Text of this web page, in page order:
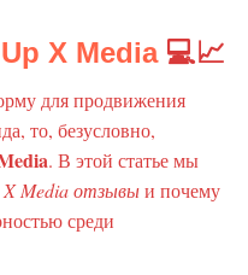
Up X Media💻📈
для продвижения
то, безусловно,
. В этой статье мы
X Media отзывыи почему
среди